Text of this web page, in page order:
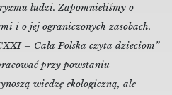
ludzi. Zapomnieliśmy o
i o jej ograniczonych zasobach.
– Cała Polska czyta dzieciom”
przy powstaniu
wiedzę ekologiczną, ale